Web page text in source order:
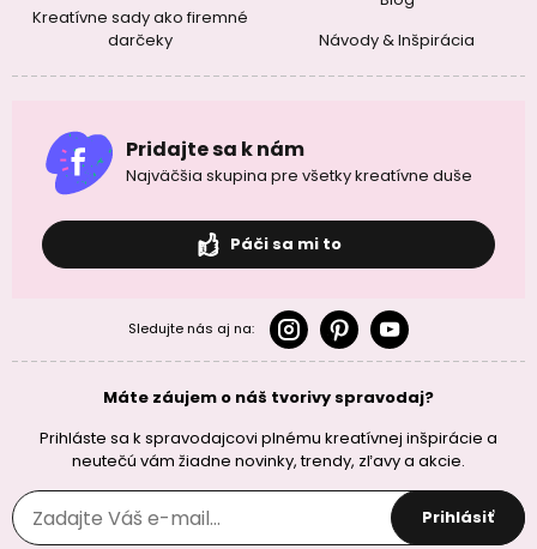
Kreatívne sady ako firemné
darčeky
Návody & Inšpirácia
Pridajte sa k nám
Najväčšia skupina pre všetky kreatívne duše
Páči sa mi to
Sledujte nás aj na:
Máte záujem o náš tvorivy spravodaj?
Prihláste sa k spravodajcovi plnému kreatívnej inšpirácie a
neutečú vám žiadne novinky, trendy, zľavy a akcie.
Prihlásiť